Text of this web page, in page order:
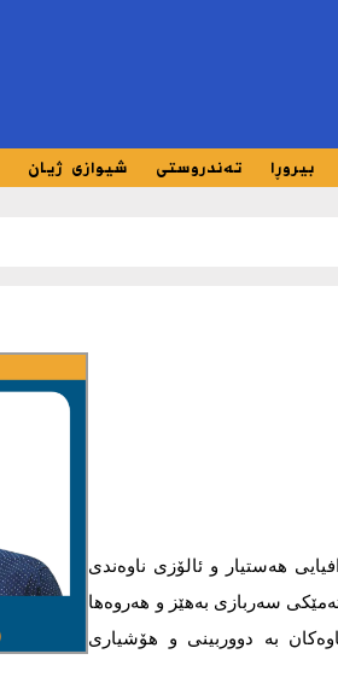
بیروڕا تەندروستی شیوازی ژیان
هەستیار و ئالۆزی ناوەندی
سەربازی بەهێز و هەروەها
بە دووربینی و هۆشیاری